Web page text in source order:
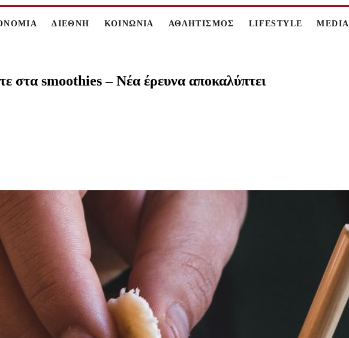
ΔΙΕΘΝΗ ΚΟΙΝΩΝΙΑ ΑΘΛΗΤΙΣΜΟΣ LIFESTYLE MEDIA
στα smoothies – Νέα έρευνα αποκαλύπτει